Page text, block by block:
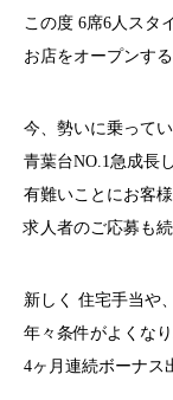
この度 6席6人スタ
お店をオープンす
今、勢いに乗ってい
青葉台NO.1急成長
有難いことにお客
求人者のご応募も
新しく 住宅手当や
年々条件がよくな
4ヶ月連続ボーナス